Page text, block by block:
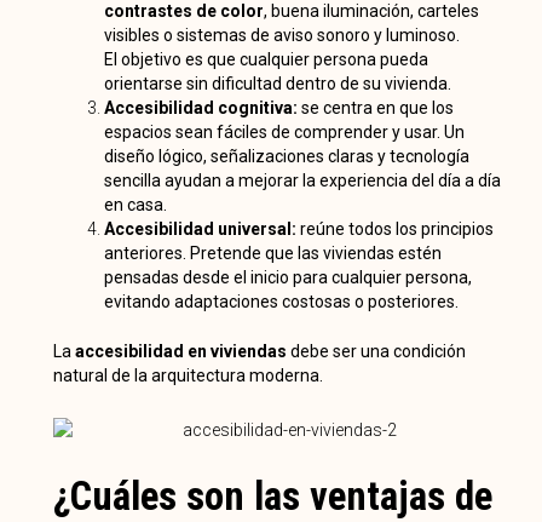
contrastes de color, buena iluminación, carteles
visibles o sistemas de aviso sonoro y luminoso.
El objetivo es que cualquier persona pueda
orientarse sin dificultad dentro de su vivienda.
Accesibilidad cognitiva: se centra en que los
espacios sean fáciles de comprender y usar. Un
diseño lógico, señalizaciones claras y tecnología
sencilla ayudan a mejorar la experiencia del día a día
en casa.
Accesibilidad universal: reúne todos los principios
anteriores. Pretende que las viviendas estén
pensadas desde el inicio para cualquier persona,
evitando adaptaciones costosas o posteriores.
Laaccesibilidad en viviendas debe ser una condición
natural de la arquitectura moderna.
¿Cuáles son las ventajas de